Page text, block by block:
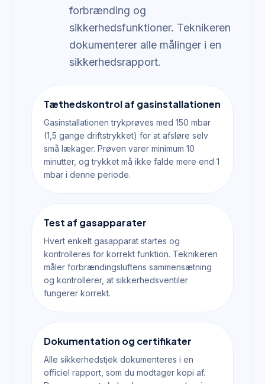
forbrænding og
sikkerhedsfunktioner. Teknikeren
dokumenterer alle målinger i en
sikkerhedsrapport.
Tæthedskontrol af gasinstallationen
Gasinstallationen trykprøves med 150 mbar
(1,5 gange driftstrykket) for at afsløre selv
små lækager. Prøven varer minimum 10
minutter, og trykket må ikke falde mere end 1
mbar i denne periode.
Test af gasapparater
Hvert enkelt gasapparat startes og
kontrolleres for korrekt funktion. Teknikeren
måler forbrændingsluftens sammensætning
og kontrollerer, at sikkerhedsventiler
fungerer korrekt.
Dokumentation og certifikater
Alle sikkerhedstjek dokumenteres i en
officiel rapport, som du modtager kopi af.